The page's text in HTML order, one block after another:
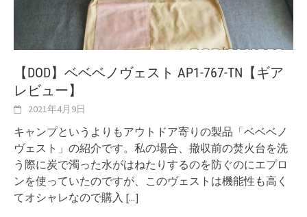
【DOD】ベベベノヴェスト AP1-767-TN【ギア
レビュー】
2021年4月9日
キャンプというよりもアウトドア寄りの製品「ベベベノ
ヴェスト」の紹介です。私の場合、撤収前の焚火台を洗
う際に炭で濁った水がはねたりするのを防ぐのにエプロ
ンを使っていたのですが、このヴェストは機能性も高く
てオシャレなので購入 [...]